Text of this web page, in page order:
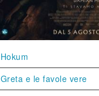
Hokum
Greta e le favole vere